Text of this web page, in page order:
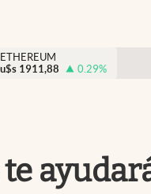
ETHEREUM
u$s 1911,88 0.29%